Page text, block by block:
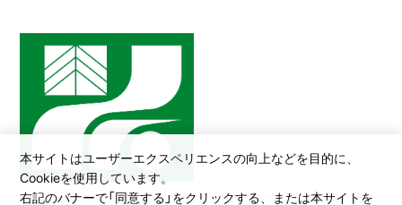
本サイトはユーザーエクスペリエンスの向上などを目的に、
Cookieを使用しています。
右記のバナーで「同意する」をクリックする、または本サイトを